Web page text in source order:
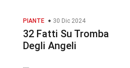
PIANTE 30 Dic 2024
32 Fatti Su Tromba
Degli Angeli